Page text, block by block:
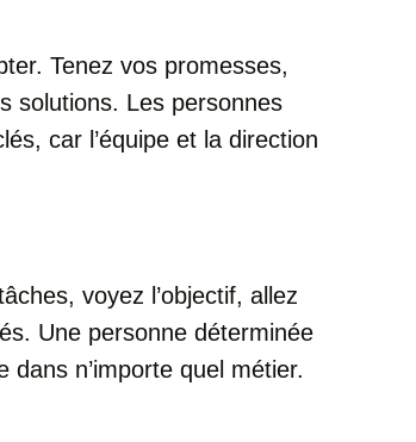
Tenez vos promesses,
solutions. Les personnes
car l’équipe et la direction
voyez l’objectif, allez
Une personne déterminée
n’importe quel métier.